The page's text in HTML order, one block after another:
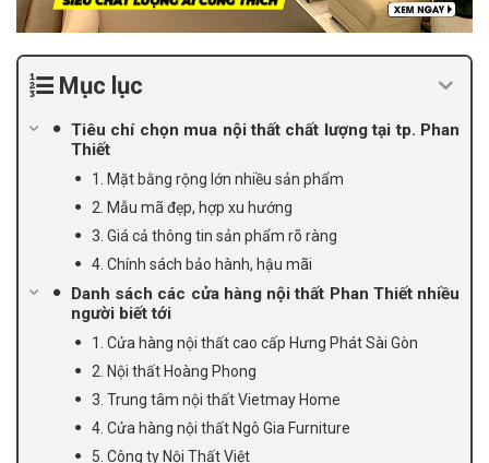
Mục lục
Tiêu chí chọn mua nội thất chất lượng tại tp. Phan
Thiết
1. Mặt bằng rộng lớn nhiều sản phẩm
2. Mẫu mã đẹp, hợp xu hướng
3. Giá cả thông tin sản phẩm rõ ràng
4. Chính sách bảo hành, hậu mãi
Danh sách các cửa hàng nội thất Phan Thiết nhiều
người biết tới
1. Cửa hàng nội thất cao cấp Hưng Phát Sài Gòn
2. Nội thất Hoàng Phong
3. Trung tâm nội thất Vietmay Home
4. Cửa hàng nội thất Ngô Gia Furniture
5. Công ty Nội Thất Việt